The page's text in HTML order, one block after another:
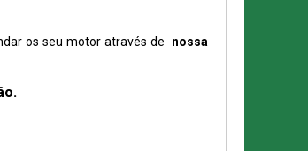
os seu motor através de nossa